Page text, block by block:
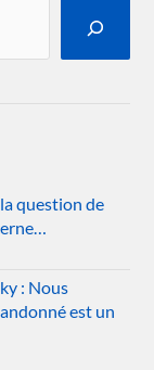
question de
: Nous
est un